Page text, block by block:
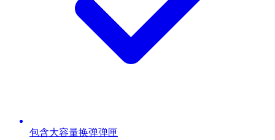
包含大容量换弹弹匣